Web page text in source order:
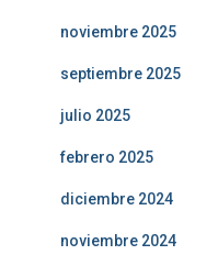
noviembre 2025
septiembre 2025
julio 2025
febrero 2025
diciembre 2024
noviembre 2024